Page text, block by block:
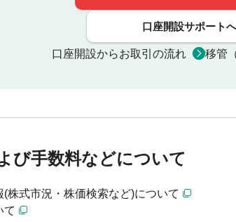
口座開設サポート
口座開設からお取引の流れ 移管
び手数料などについて
(株式市況・株価検索など)について
て